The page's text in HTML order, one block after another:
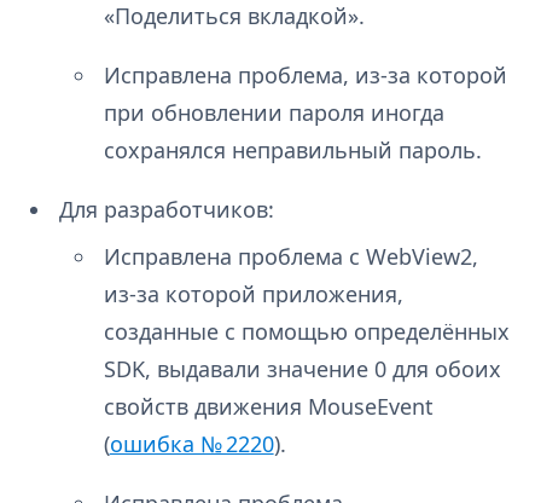
«Поделиться вкладкой».
Исправлена проблема, из-за которой
при обновлении пароля иногда
сохранялся неправильный пароль.
Для разработчиков:
Исправлена проблема с WebView2,
из-за которой приложения,
созданные с помощью определённых
SDK, выдавали значение 0 для обоих
свойств движения MouseEvent
(ошибка № 2220).